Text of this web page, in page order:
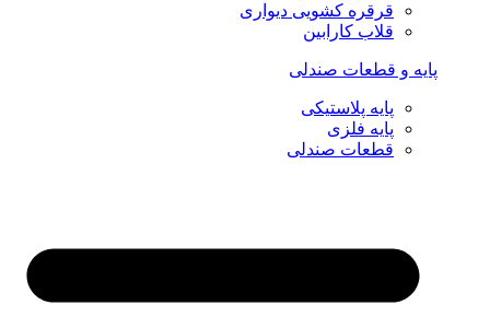
قرقره کشویی دیواری
قلاب کارابین
پایه و قطعات صندلی
پایه پلاستیکی
پایه فلزی
قطعات صندلی